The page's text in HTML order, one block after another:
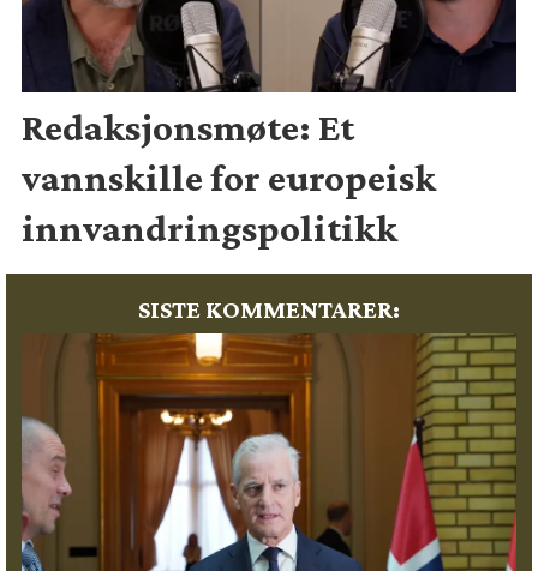
Redaksjonsmøte: Et
vannskille for europeisk
innvandringspolitikk
SISTE KOMMENTARER: